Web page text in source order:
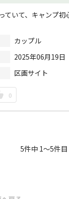
ていて、キャンプ初
カップル
2025年06月19日
区画サイト
0
5件中 1〜5件目